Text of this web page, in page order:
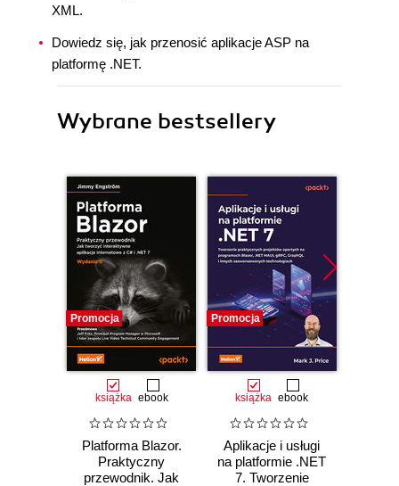
XML.
Dowiedz się, jak przenosić aplikacje ASP na
platformę .NET.
Wybrane bestsellery
Promocja
książka ebook
Platforma Blazor.
Praktyczny
przewodnik. Jak
Promocja
książka ebook
Aplikacje i usługi
na platformie .NET
7. Tworzenie